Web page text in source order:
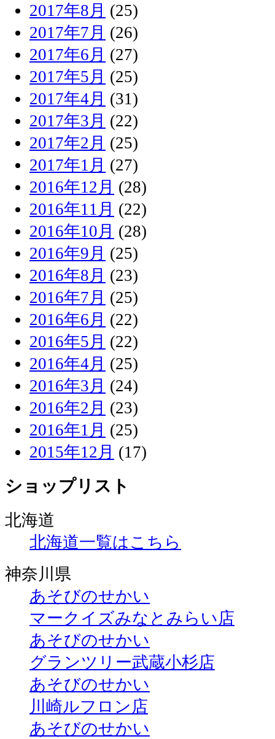
2017年8月 (25)
2017年7月 (26)
2017年6月 (27)
2017年5月 (25)
2017年4月 (31)
2017年3月 (22)
2017年2月 (25)
2017年1月 (27)
2016年12月 (28)
2016年11月 (22)
2016年10月 (28)
2016年9月 (25)
2016年8月 (23)
2016年7月 (25)
2016年6月 (22)
2016年5月 (22)
2016年4月 (25)
2016年3月 (24)
2016年2月 (23)
2016年1月 (25)
2015年12月 (17)
ショップリスト
北海道
北海道一覧はこちら
神奈川県
あそびのせかい
マークイズみなとみらい店
あそびのせかい
グランツリー武蔵小杉店
あそびのせかい
川崎ルフロン店
あそびのせかい